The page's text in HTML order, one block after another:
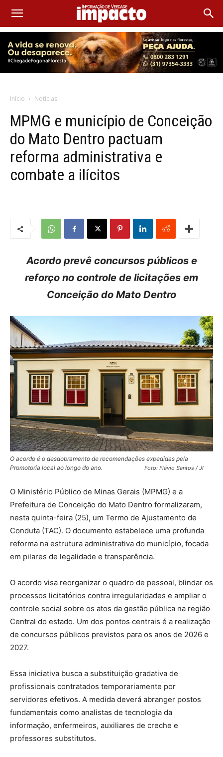
Início Notícias
MPMG e município de Conceição
do Mato Dentro pactuam
reforma administrativa e
combate a ilícitos
Acordo prevê concursos públicos e
reforço no controle de licitações em
Conceição do Mato Dentro
O acordo é o desdobramento de recomendações expedidas pela
Promotoria local ao longo do ano. Foto: Flávio Santos / JI
O Ministério Público de Minas Gerais (MPMG) e a
Prefeitura de Conceição do Mato Dentro formalizaram,
nesta quinta-feira (25), um Termo de Ajustamento de
Conduta (TAC). O documento estabelece uma profunda
reforma na estrutura administrativa do município, focada
em pilares de legalidade e transparência.
O acordo visa reorganizar o quadro de pessoal, blindar os
processos licitatórios contra irregularidades e ampliar o
controle social sobre os atos da gestão pública na região
Central do estado. Um dos pontos centrais é a realização
de concursos públicos previstos para os anos de 2026 e
2027.
Essa iniciativa busca a substituição gradativa de
profissionais contratados temporariamente por
servidores efetivos. A medida deverá abranger postos
fundamentais como analistas de tecnologia da
informação, enfermeiros, auxiliares de creche e
professores substitutos.